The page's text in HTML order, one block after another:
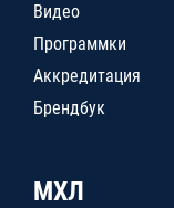
Видео
Программки
Аккредитация
Брендбук
МХЛ